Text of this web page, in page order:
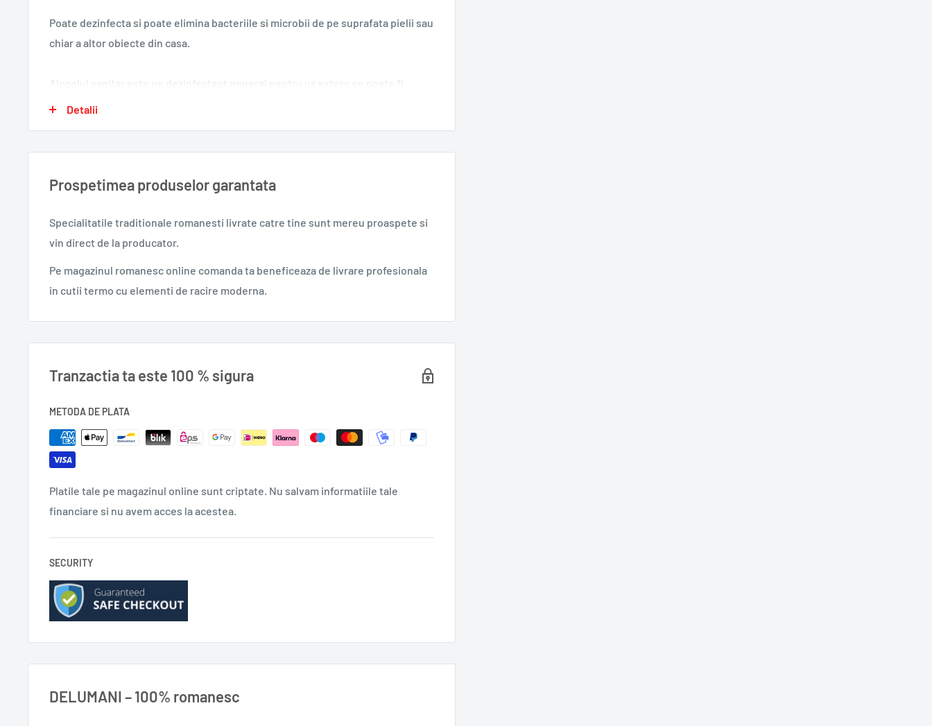
Poate dezinfecta si poate elimina bacteriile si microbii de pe suprafata pielii sau
chiar a altor obiecte din casa.
Alcoolul sanitar este un dezinfectant general pentru uz extern ce poate fi
folosit cu incredere pentru igiena umana.
Produs obtinut din alcool etilic, apa dedurizata, salicilat de etil, tetra-butanol si
de uz extern.
Când tu nu ești acasă, bacteriile joacă pe masă. Rămâi stăpân în propria casă și
dezinfectează eficient toate suprafețele cu Mona.
Detalii
Prospetimea produselor garantata
Specialitatile traditionale romanesti livrate catre tine sunt mereu proaspete si
vin direct de la producator.
Pe magazinul romanesc online comanda ta beneficeaza de livrare profesionala
in cutii termo cu elementi de racire moderna.
Tranzactia ta este 100 % sigura
METODA DE PLATA
Platile tale pe magazinul online sunt criptate. Nu salvam informatiile tale
financiare si nu avem acces la acestea.
SECURITY
DELUMANI – 100% romanesc